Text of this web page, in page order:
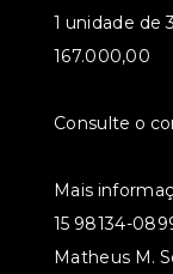
1 unidade de
167.000,00
Consulte o
Mais
15 98134-
Matheus M.